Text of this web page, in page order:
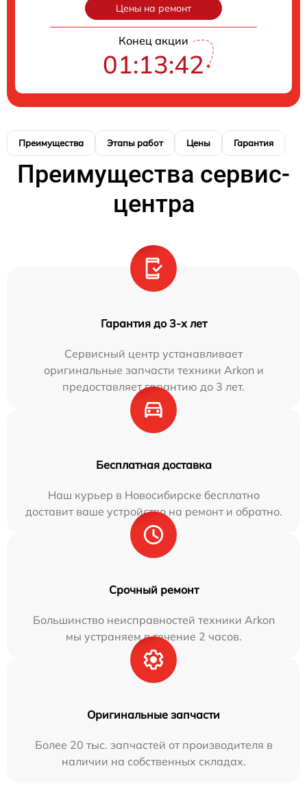
Цены на ремонт
Конец акции
01:13:41
Преимущества Этапы работ Цены Гарантия
Преимущества сервис-
центра
Гарантия до 3-х лет
Сервисный центр устанавливает
оригинальные запчасти техники Arkon и
предоставляет гарантию до 3 лет.
Бесплатная доставка
Наш курьер в Новосибирске бесплатно
доставит ваше устройство на ремонт и обратно.
Срочный ремонт
Большинство неисправностей техники Arkon
мы устраняем в течение 2 часов.
Оригинальные запчасти
Более 20 тыс. запчастей от производителя в
наличии на собственных складах.